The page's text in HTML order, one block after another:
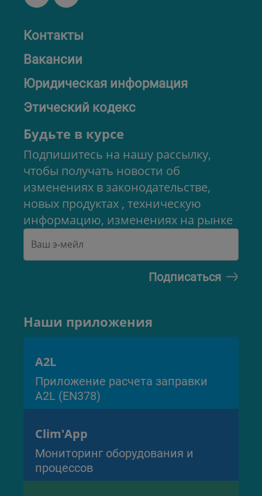
Контакты
Вакансии
Юридическая информация
Этический кодекс
Будьте в курсе
Подпишитесь на нашу рассылку,
чтобы получать новости об
изменениях в законодательстве,
новых продуктах , техническую
информацию, изменениях на рынке
Наши приложения
A2L
Приложение расчета заправки
A2L (EN378)
Clim'App
Мониторинг оборудования и
процессов